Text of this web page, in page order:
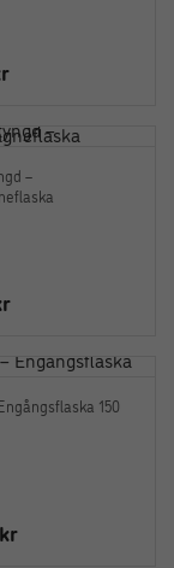
–
150
kr